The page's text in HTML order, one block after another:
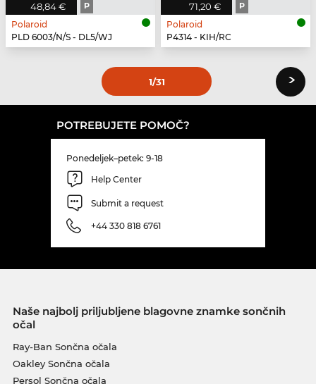
48,84 € P
Polaroid
PLD 6003/N/S - DL5/WJ
71,20 € P
Polaroid
P4314 - KIH/RC
1/31 ›
POTREBUJETE POMOČ?
Ponedeljek–petek: 9-18
Help Center
Submit a request
+44 330 818 6761
Naše najbolj priljubljene blagovne znamke sončnih
očal
Ray-Ban Sončna očala
Oakley Sončna očala
Persol Sončna očala